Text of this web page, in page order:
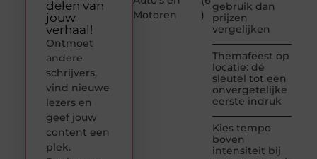
Motoren
)
gebruik dan
prijzen
vergelijken
Themafeest op
locatie: dé
sleutel tot een
onvergetelijke
eerste indruk
Kies tempo
boven
intensiteit bij
delen van
jouw
verhaal!
Ontmoet
andere
schrijvers,
vind nieuwe
lezers en
geef jouw
content een
plek.